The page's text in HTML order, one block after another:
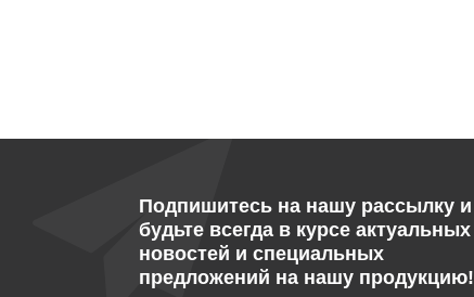
Подпишитесь на нашу рассылку и
будьте всегда в курсе актуальных
новостей и специальных
предложений на нашу продукцию!